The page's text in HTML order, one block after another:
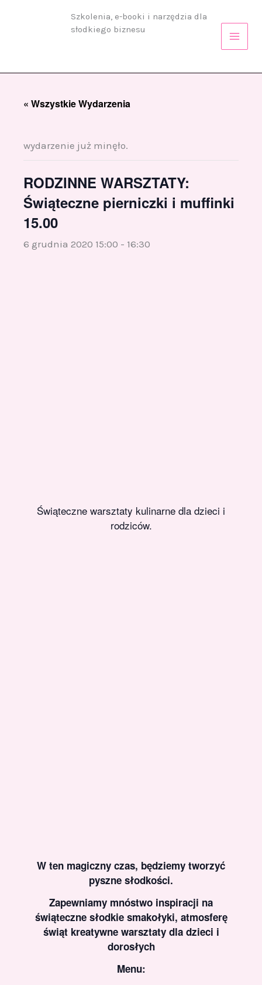
Szkolenia, e-booki i narzędzia dla
słodkiego biznesu
« Wszystkie Wydarzenia
wydarzenie już minęło.
RODZINNE WARSZTATY:
Świąteczne pierniczki i muffinki
15.00
6 grudnia 2020 15:00 - 16:30
Świąteczne warsztaty kulinarne dla dzieci i
rodziców.
W ten magiczny czas, będziemy tworzyć
pyszne słodkości.
Zapewniamy mnóstwo inspiracji na
świąteczne słodkie smakołyki, atmosferę
świąt kreatywne warsztaty dla dzieci i
dorosłych
Menu: